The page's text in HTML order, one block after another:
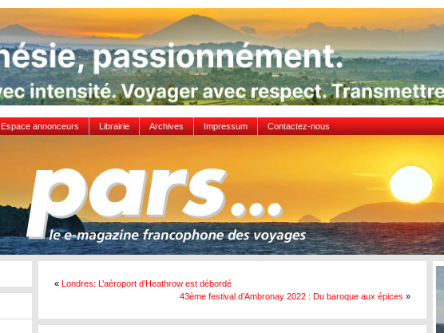
Espace annonceurs Librairie Archives Impressum Contactez-nous
« Londres: L’aéroport d’Heathrow est débordé
43ème festival d’Ambronay 2022 : Du baroque aux épices »